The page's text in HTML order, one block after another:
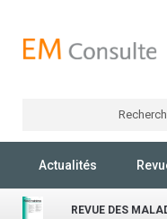
Actualités
REVUE DES